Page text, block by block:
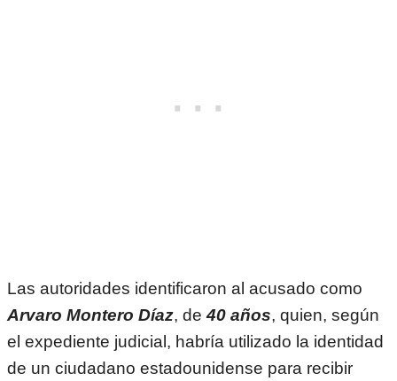
Las autoridades identificaron al acusado como
Arvaro Montero Díaz, de40 años, quien, según
el expediente judicial, habría utilizado la identidad
de un ciudadano estadounidense para recibir